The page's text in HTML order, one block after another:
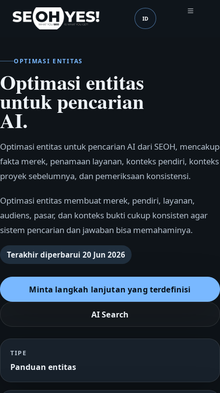
SEOH Bahasa (mobile
ID
OPTIMASI ENTITAS
Optimasi entitas
untuk pencarian
AI.
Optimasi entitas untuk pencarian AI dari SEOH, mencakup
fakta merek, penamaan layanan, konteks pendiri, konteks
proyek sebelumnya, dan pemeriksaan konsistensi.
Optimasi entitas membuat merek, pendiri, layanan,
audiens, pasar, dan konteks bukti cukup konsisten agar
sistem pencarian dan jawaban bisa memahaminya.
Terakhir diperbarui 20 Jun 2026
Minta langkah lanjutan yang terdefinisi
AI Search
TIPE
Panduan entitas